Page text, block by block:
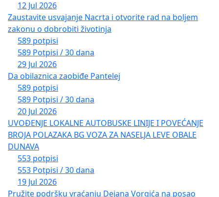
12 Jul 2026
Zaustavite usvajanje Nacrta i otvorite rad na boljem
zakonu o dobrobiti životinja
589 potpisi
589 Potpisi / 30 dana
29 Jul 2026
Da obilaznica zaobiđe Pantelej
589 potpisi
589 Potpisi / 30 dana
20 Jul 2026
UVOĐENJE LOKALNE AUTOBUSKE LINIJE I POVEĆANJE
BROJA POLAZAKA BG VOZA ZA NASELJA LEVE OBALE
DUNAVA
553 potpisi
553 Potpisi / 30 dana
19 Jul 2026
Pružite podršku vraćanju Dejana Vorgića na posao